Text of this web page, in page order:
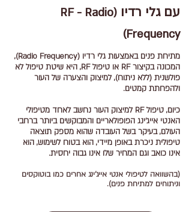
עם גלי רדיו (RF - Radio
Frequency)
מתיחת פנים באמצעות גלי רדיו (Radio Frequency),
המכונה בקיצור RF או טיפול RF, היא שיטת טיפול לא
פולשנית (ללא ניתוח), למיצוק והצערה של העור
ולהפחתת קמטים.
כיום, טיפול RF למיצוק העור נחשב לאחד מטיפולי
האנטי אייג'ינג הפופולאריים והמבוקשים ביותר ברחבי
העולם, בעיקר בשל העובדה שהוא מספק תוצאה
טיפולית ניכרת באופן מיידי, הוא בטוח לשימוש, הוא
אינו כואב וגם המחיר שלו אינו גבוה יחסית.
(בהשוואה לטיפולי אנטי אייג'ינג אחרים כמו בוטוקסים
וניתוחים למתיחת פנים).